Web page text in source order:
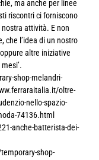
ma anche per linee
riscontri ci forniscono
attività. E non
che l’idea di un nostro
altre iniziative
shop-melandri-
oltre-
nello-spazio-
74136.html
anche-batterista-dei-
shop-